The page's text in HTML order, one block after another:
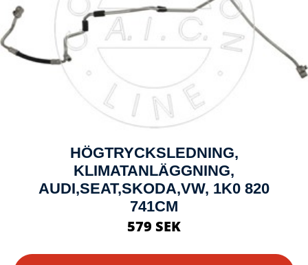
HÖGTRYCKSLEDNING,
KLIMATANLÄGGNING,
AUDI,SEAT,SKODA,VW, 1K0 820
741CM
579 SEK